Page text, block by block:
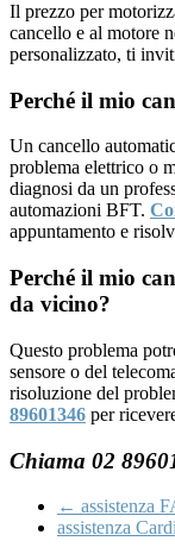
Il prezzo per
cancello e al motore
personalizzato, ti
Perché il mio
Un cancello
problema elettrico o
diagnosi da un
automazioni BFT.
appuntamento e
Perché il mio
da vicino?
Questo problema
sensore o del
risoluzione del
89601346 per
Chiama 02
← assistenza
assistenza